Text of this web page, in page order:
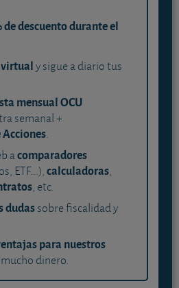
de descuento durante el
y sigue a diario tus
mensual OCU
semanal +
.
acomparadores
ETF...),calculadoras,
, etc.
dudassobre fiscalidad y
para nuestros
dinero.